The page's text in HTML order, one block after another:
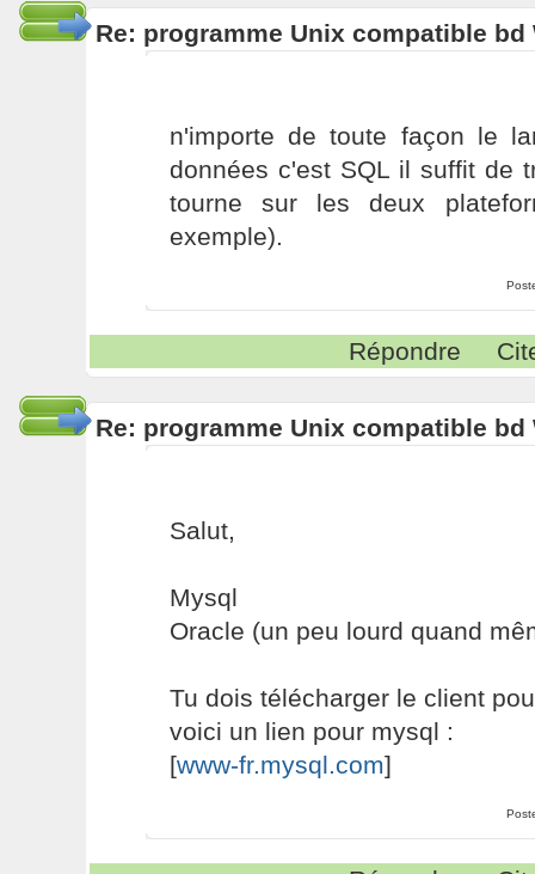
Re: programme Unix compatible bd
n'importe de toute façon le
données c'est SQL il suffit de
tourne sur les deux
exemple).
Répondre
Re: programme Unix compatible bd
Salut,
Mysql
Oracle (un peu lourd quand
Tu dois télécharger le client
voici un lien pour mysql :
[www-fr.mysql.com]